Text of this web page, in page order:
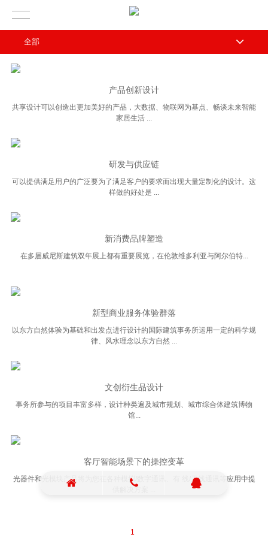
产品创新设计
共享设计可以创造出更加美好的产品，大数据、物联网为基点、畅谈未来智能
家居生活 ...
研发与供应链
可以提供满足用户的广泛要为了满足客户的要求而出现大量定制化的设计。这
样做的好处是 ...
新消费品牌塑造
在多届威尼斯建筑双年展上都有重要展览，在伦敦维多利亚与阿尔伯特...
新型商业服务体验群落
以东方自然体验为基础和出发点进行设计的国际建筑事务所运用一定的科学规
律、风水理念以东方自然 ...
文创衍生品设计
事务所参与的项目丰富多样，设计种类遍及城市规划、城市综合体建筑博物
馆...
客厅智能场景下的操控变革
光器件和光模块产品将为您在各种模拟/数字通讯、有 线/无线通讯等应用中提
1
全部